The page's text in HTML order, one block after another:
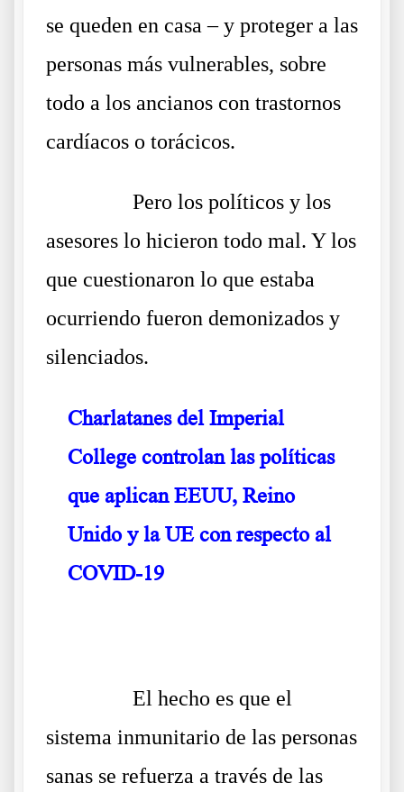
se queden en casa – y proteger a las
personas más vulnerables, sobre
todo a los ancianos con trastornos
cardíacos o torácicos.
Pero los políticos y los
asesores lo hicieron todo mal. Y los
que cuestionaron lo que estaba
ocurriendo fueron demonizados y
silenciados.
Charlatanes del Imperial
‎College controlan las políticas
que aplican EEUU, Reino
Unido y la UE con respecto al
COVID-19
El hecho es que el
sistema inmunitario de las personas
sanas se refuerza a través de las